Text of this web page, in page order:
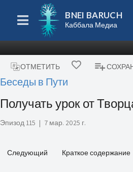
BNEI BARUCH
Каббала Медиа
ОТМЕТИТЬ
Беседы в Пути
Получать урок от
Эпизод 115 | 7 мар. 2025 г.
Следующий Краткое содержание